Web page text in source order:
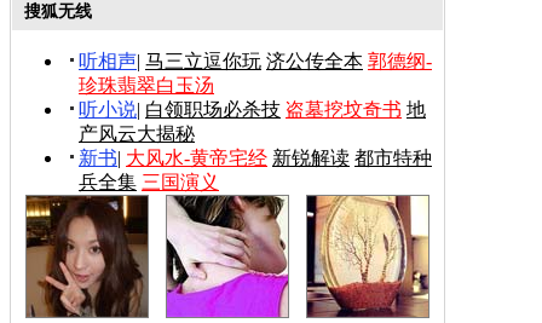
搜狐无线
听相声| 马三立逗你玩 济公传全本 郭德纲-
珍珠翡翠白玉汤
听小说| 白领职场必杀技 盗墓挖坟奇书 地
产风云大揭秘
新书| 大风水-黄帝宅经 新锐解读 都市特种
兵全集 三国演义